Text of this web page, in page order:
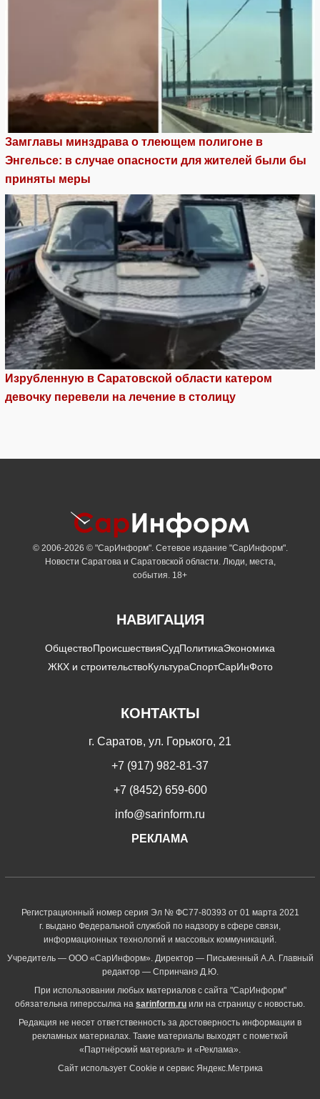
Замглавы минздрава о тлеющем полигоне в
Энгельсе: в случае опасности для жителей были бы
приняты меры
Изрубленную в Саратовской области катером
девочку перевели на лечение в столицу
© 2006-2026 © "СарИнформ". Сетевое издание "СарИнформ".
Новости Саратова и Саратовской области. Люди, места,
события. 18+
НАВИГАЦИЯ
ОбществоПроисшествияСудПолитикаЭкономика
ЖКХ и строительствоКультураСпортСарИнФото
КОНТАКТЫ
г. Саратов, ул. Горького, 21
+7 (917) 982-81-37
+7 (8452) 659-600
info@sarinform.ru
РЕКЛАМА
Регистрационный номер серия Эл № ФС77-80393 от 01 марта 2021
г. выдано Федеральной службой по надзору в сфере связи,
информационных технологий и массовых коммуникаций.
Учредитель — ООО «СарИнформ». Директор — Письменный А.А. Главный
редактор — Спринчанэ Д.Ю.
При использовании любых материалов с сайта "СарИнформ"
обязательна гиперссылка на sarinform.ru или на страницу с новостью.
Редакция не несет ответственность за достоверность информации в
рекламных материалах. Такие материалы выходят с пометкой
«Партнёрский материал» и «Реклама».
Сайт использует Cookie и сервиc Яндекс.Метрика